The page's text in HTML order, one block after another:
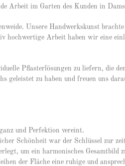
Arbeit im Garten des Kunden in
Unsere Handwerkskunst
Arbeit haben wir eine
Pflasterlösungen zu liefern, die
geleistet zu haben und freuen uns
und Perfektion vereint.
Schönheit war der Schlüssel zur
um ein harmonisches Gesamtbild
der Fläche eine ruhige und